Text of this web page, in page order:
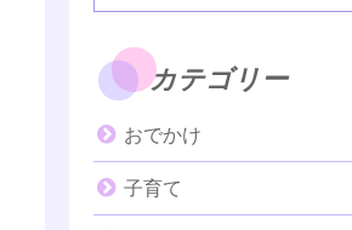
カテゴリー
おでかけ
子育て